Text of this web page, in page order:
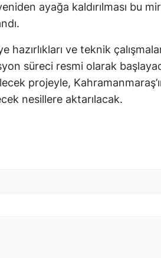
ayağa kaldırılması bu
ve teknik
süreci resmi olarak
projeyle,
nesillere aktarılacak.